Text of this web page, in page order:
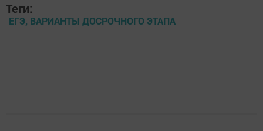
Теги:
ЕГЭ, ВАРИАНТЫ ДОСРОЧНОГО ЭТАПА